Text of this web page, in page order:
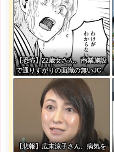
【恐怖】22歳女さん、商業施設
で通りすがりの面識の無いJC
にラリアットして逮捕されてし
まう・・・
【悲報】広末涼子さん、病気を